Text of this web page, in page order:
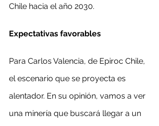
Chile hacia el año 2030.
Expectativas favorables
Para Carlos Valencia, de Epiroc Chile,
el escenario que se proyecta es
alentador. En su opinión, vamos a ver
una minería que buscará llegar a un